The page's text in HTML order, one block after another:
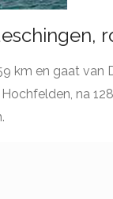
km en gaat van
na